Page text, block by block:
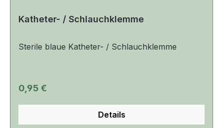
Trägerfolie für eine unkomplizierte Anwendung.
Katheter- / Schlauchklemme
Sterile blaue Katheter- / Schlauchklemme
Regulärer Preis:
0,95 €
Details